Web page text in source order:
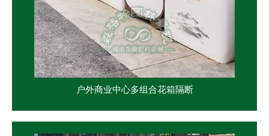
户外商业中心多组合花箱隔断